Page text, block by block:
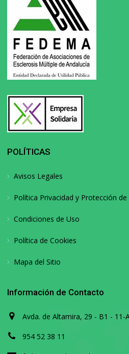
POLÍTICAS
Avisos Legales
Política Privacidad y Protección
Condiciones de Uso
Política de Cookies
Mapa del Sitio
Información de Contacto
Avda. de Altamira, 29 - B1 - 11-
954 52 38 11